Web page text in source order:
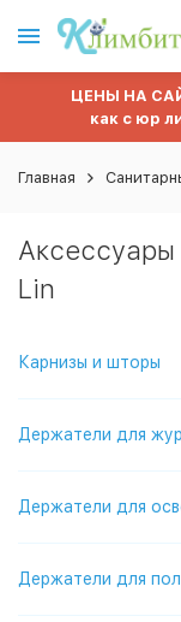
ЦЕНЫ НА
как с юр
Главная
Аксессуары
Lin
Карнизы и шторы
Держатели для
Держатели для
Держатели для